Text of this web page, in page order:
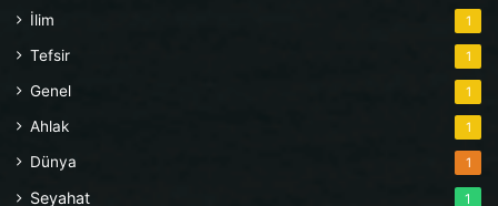
İlim 1
Tefsir 1
Genel 1
Ahlak 1
Dünya 1
Seyahat 1